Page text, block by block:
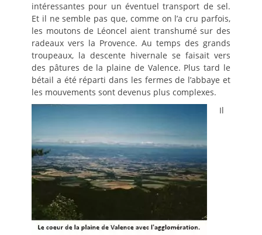
intéressantes pour un éventuel transport de sel.
Et il ne semble pas que, comme on l’a cru parfois,
les moutons de Léoncel aient transhumé sur des
radeaux vers la Provence. Au temps des grands
troupeaux, la descente hivernale se faisait vers
des pâtures de la plaine de Valence. Plus tard le
bétail a été réparti dans les fermes de l’abbaye et
les mouvements sont devenus plus complexes.
Il